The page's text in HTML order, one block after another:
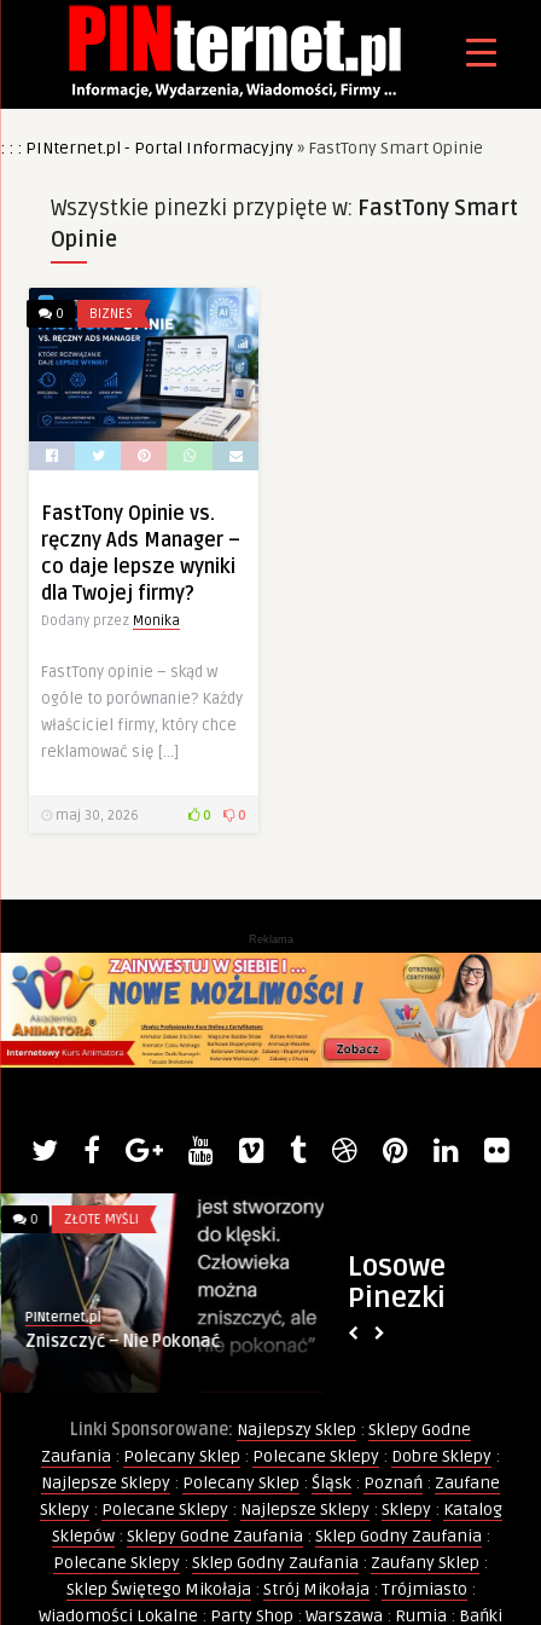
: : : PINternet.pl - Portal Informacyjny» FastTony Smart Opinie
Wszystkie pinezki przypięte w: FastTony Smart
Opinie
0 BIZNES
FastTony Opinie vs.
ręczny Ads Manager –
co daje lepsze wyniki
dla Twojej firmy?
Dodany przez Monika
FastTony opinie – skąd w
ogóle to porównanie? Każdy
właściciel firmy, który chce
reklamować się […]
maj 30, 2026 0 0
Reklama
Losowe
Pinezki
0 ZŁOTE MYŚLI
PINternet.pl
Zniszczyć – Nie Pokonać
Linki Sponsorowane: Najlepszy Sklep : Sklepy Godne
Zaufania : Polecany Sklep : Polecane Sklepy : Dobre Sklepy :
Najlepsze Sklepy : Polecany Sklep : Śląsk : Poznań : Zaufane
Sklepy: Polecane Sklepy: Najlepsze Sklepy: Sklepy: Katalog
Sklepów: Sklepy Godne Zaufania : Sklep Godny Zaufania :
Polecane Sklepy : Sklep Godny Zaufania : Zaufany Sklep :
Sklep Świętego Mikołaja : Strój Mikołaja : Trójmiasto :
Wiadomości Lokalne : Party Shop : Warszawa : Rumia : Bańki